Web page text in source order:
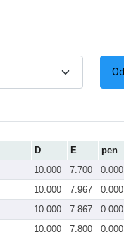
D E pen
10.000 7.700 0.000
10.000 7.967 0.000
10.000 7.867 0.000
10.000 7.800 0.000